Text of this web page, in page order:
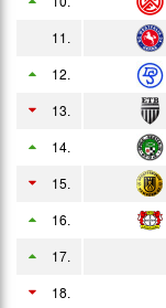
06.06.
14.06.
20.06.
24.06.
11.
12.
13.
14.
15.
16.
17.
18.